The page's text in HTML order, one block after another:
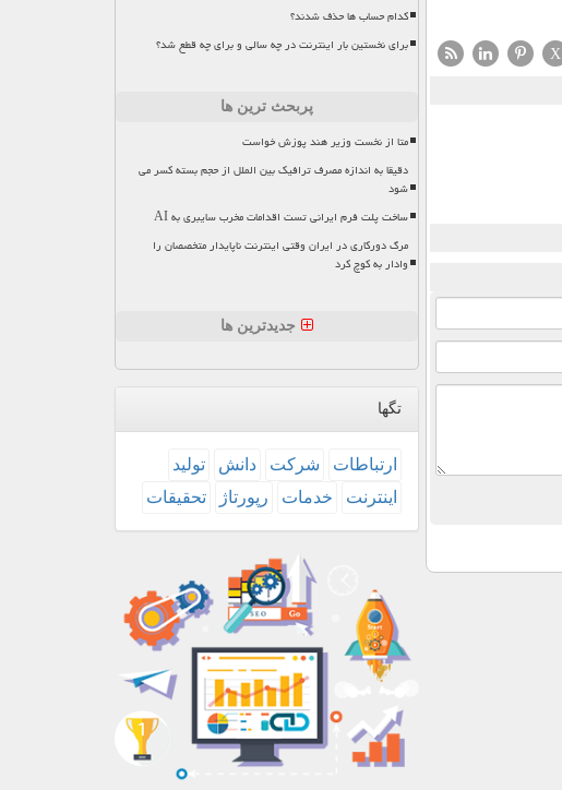
X
کدام حساب ها حذف شدند؟
برای نخستین بار اینترنت در چه سالی و برای چه قطع شد؟
پربحث ترین ها
متا از نخست وزیر هند پوزش خواست
دقیقا به اندازه مصرف ترافیک بین الملل از حجم بسته کسر می
شود
ساخت پلت فرم ایرانی تست اقدامات مخرب سایبری به AI
مرگ دورکاری در ایران وقتی اینترنت ناپایدار متخصصان را
وادار به کوچ کرد
جدیدترین ها
تگها
ارتباطات شركت دانش
تولید
اینترنت
خدمات رپورتاژ تحقیقات